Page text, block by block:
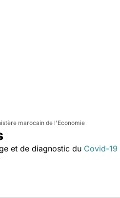
marocain de l'Economie
et de diagnostic du Covid-19